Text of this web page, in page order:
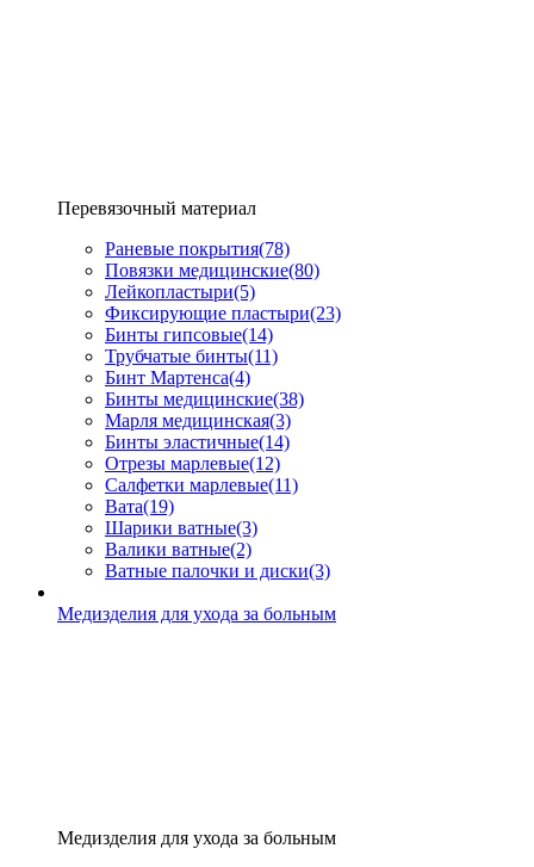
Перевязочный материал
Раневые покрытия(78)
Повязки медицинские(80)
Лейкопластыри(5)
Фиксирующие пластыри(23)
Бинты гипсовые(14)
Трубчатые бинты(11)
Бинт Мартенса(4)
Бинты медицинские(38)
Марля медицинская(3)
Бинты эластичные(14)
Отрезы марлевые(12)
Салфетки марлевые(11)
Вата(19)
Шарики ватные(3)
Валики ватные(2)
Ватные палочки и диски(3)
Медизделия для ухода за больным
Медизделия для ухода за больным